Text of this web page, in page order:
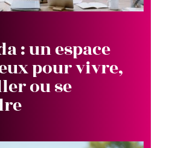
: un espace
pour vivre,
ou se